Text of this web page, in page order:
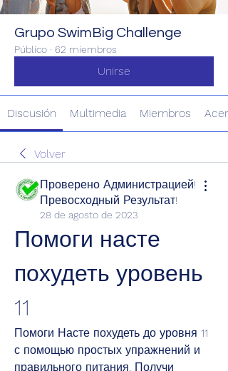
Grupo SwimBig Challenge
Público · 62 miembros
Unirse
Discusión Multimedia Miembros
Volver
Проверено Администрацией!
Превосходный Результат!
28 de agosto de 2023
Помоги насте
похудеть уровень
11
Помоги Насте похудеть до уровня 11
с помощью простых упражнений и
правильного питания. Получи